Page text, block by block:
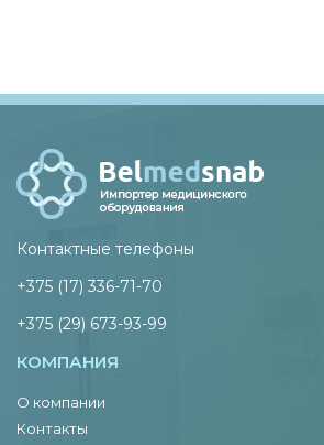
Контактные телефоны
+375 (17) 336-71-70
+375 (29) 673-93-99
КОМПАНИЯ
О компании
Контакты